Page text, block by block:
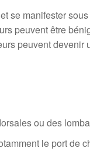
se manifester
peuvent être
peuvent devenir
ou des
le port de